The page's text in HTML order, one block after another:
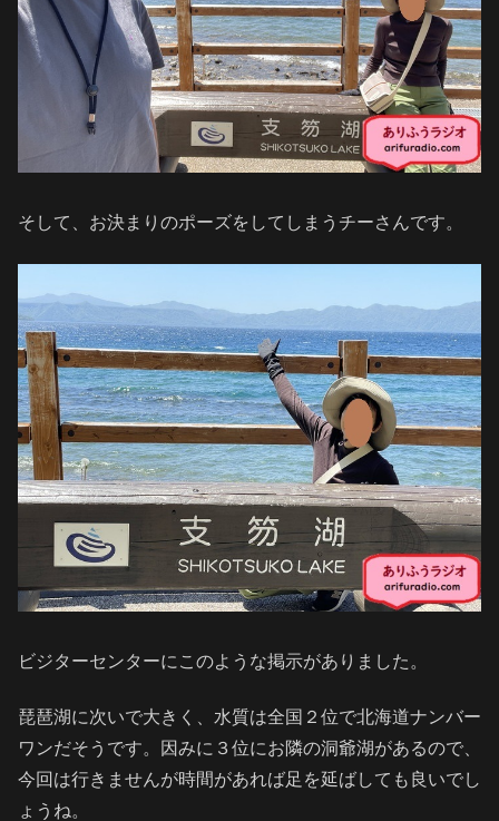
そして、お決まりのポーズをしてしまうチーさんです。
ビジターセンターにこのような掲示がありました。
琵琶湖に次いで大きく、水質は全国２位で北海道ナンバー
ワンだそうです。因みに３位にお隣の洞爺湖があるので、
今回は行きませんが時間があれば足を延ばしても良いでし
ょうね。